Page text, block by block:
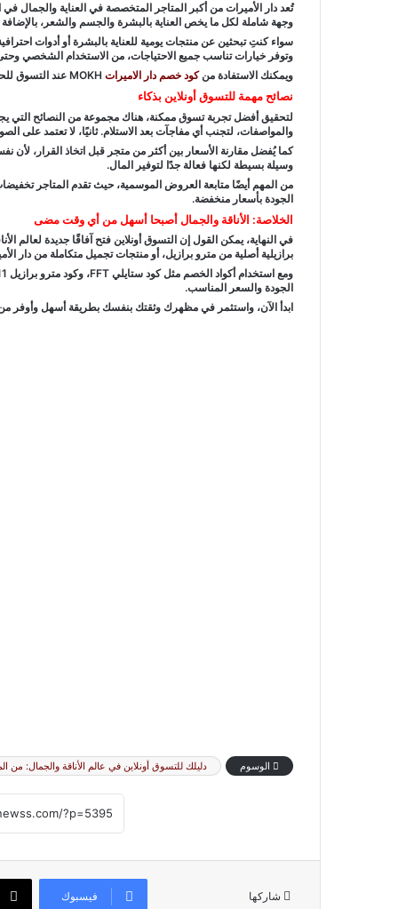
تُعد دار الأميرات من أكبر المتاجر المتخصصة في العناية والجمال
وجهة شاملة لكل ما يخص العناية بالبشرة والجسم والشعر،
سواء كنتِ تبحثين عن منتجات يومية للعناية بالبشرة أو أدوات
وتوفر خيارات تناسب جميع الاحتياجات، من الاستخدام الشخصي
ويمكنك الاستفادة منكود خصم دار الاميرات
نصائح مهمة للتسوق أونلاين بذكاء
لتحقيق أفضل تجربة تسوق ممكنة، هناك مجموعة من النصائح التي
والمواصفات، لتجنب أي مفاجآت بعد الاستلام. ثانيًا، لا تعتمد على
كما يُفضل مقارنة الأسعار بين أكثر من متجر قبل اتخاذ القرار،
وسيلة بسيطة لكنها فعالة جدًا لتوفير المال.
من المهم أيضًا متابعة العروض الموسمية، حيث تقدم المتاجر
الجودة بأسعار منخفضة.
الخلاصة: الأناقة والجمال أصبحا أسهل من أي وقت مضى
في النهاية، يمكن القول إن التسوق أونلاين فتح آفاقًا جديدة
برازيلية أصلية من مترو برازيل، أو منتجات تجميل متكاملة من دار
الجودة والسعر المناسب.
ابدأ الآن، واستثمر في مظهرك وثقتك بنفسك بطريقة أسهل
الوسوم دليلك للتسوق أونلاين في عالم الأناقة والجمال: من
شاركها فيسبوك